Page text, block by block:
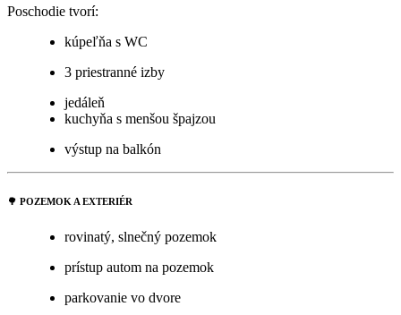
Poschodie tvorí:
kúpeľňa s WC
3 priestranné izby
jedáleň
kuchyňa s menšou špajzou
výstup na balkón
🌳 POZEMOK A EXTERIÉR
rovinatý, slnečný pozemok
prístup autom na pozemok
parkovanie vo dvore